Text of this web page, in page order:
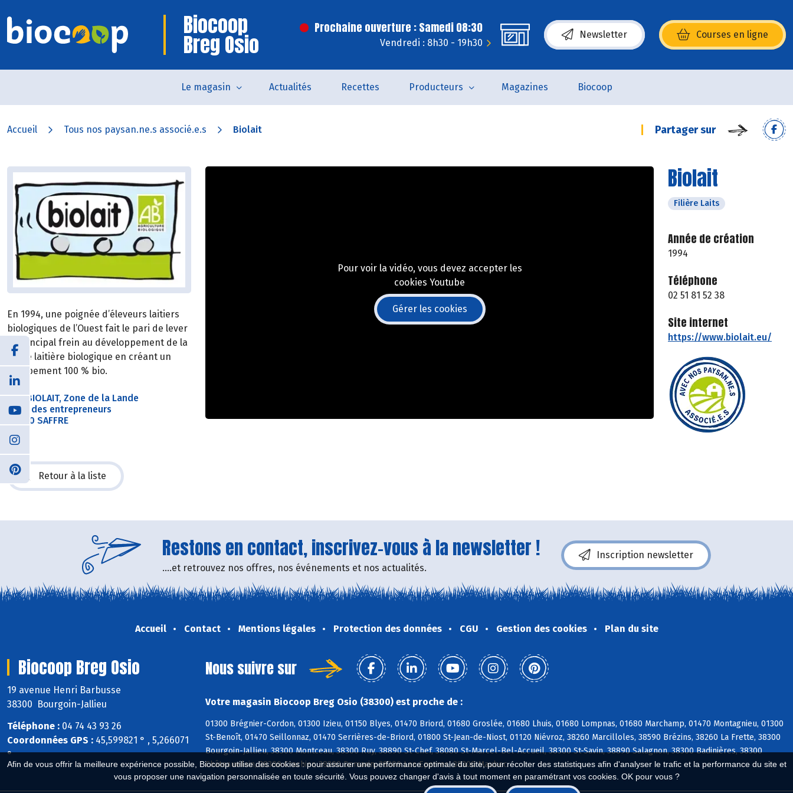
Afin de vous offrir la meilleure expérience possible, Biocoop utilise des cookies : pour assurer une performance optimale du site, pour récolter des statistiques afin d'analyser le trafic et la performance du site et
vous proposer une navigation personnalisée en toute sécurité. Vous pouvez changer d'avis à tout moment en paramétrant vos cookies. OK pour vous ?
Biocoop
Breg Osio
Prochaine ouverture : Samedi 08:30
Vendredi : 8h30 - 19h30
Newsletter Courses en ligne
(s’ouvre dans une nouvelle fenêtre)
Le magasin Actualités Recettes Producteurs Magazines Biocoop
Accueil Tous nos paysan.ne.s associé.e.s Biolait Partager sur
Biolait
Filière Laits
Année de création
1994
Téléphone
02 51 81 52 38
Site internet
https://www.biolait.eu/
En 1994, une poignée d’éleveurs laitiers
biologiques de l’Ouest fait le pari de lever
le principal frein au développement de la
filière laitière biologique en créant un
groupement 100 % bio.
SAS BIOLAIT, Zone de la Lande
5 rue des entrepreneurs
44390 SAFFRE
Pour voir la vidéo, vous devez accepter les
cookies Youtube
Gérer les cookies
Retour à la liste
Restons en contact, inscrivez-vous à la newsletter !
....et retrouvez nos offres, nos événements et nos actualités.
Inscription newsletter
Accueil Contact Mentions légales Protection des données CGU Gestion des cookies Plan du site
Biocoop Breg Osio
19 avenue Henri Barbusse
38300 Bourgoin-Jallieu
Téléphone : 04 74 43 93 26
Coordonnées GPS : 45,599821 ° , 5,266071
°
Nous suivre sur
Votre magasin Biocoop Breg Osio (38300) est proche de :
01300 Brégnier-Cordon, 01300 Izieu, 01150 Blyes, 01470 Briord, 01680 Groslée, 01680 Lhuis, 01680 Lompnas, 01680 Marchamp, 01470 Montagnieu, 01300
St-Benoît, 01470 Seillonnaz, 01470 Serrières-de-Briord, 01800 St-Jean-de-Niost, 01120 Niévroz, 38260 Marcilloles, 38590 Brézins, 38260 La Frette, 38300
Bourgoin-Jallieu, 38300 Montceau, 38300 Ruy, 38890 St-Chef, 38080 St-Marcel-Bel-Accueil, 38300 St-Savin, 38890 Salagnon, 38300 Badinières, 38300
Châteauvilain, 38300 Crachier, 38300 Domarin, 38300 Les Eparres, 38300 Maubec